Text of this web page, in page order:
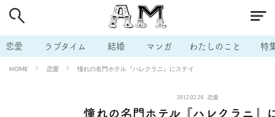
恋愛 ラブタイム 結婚 マンガ わたしのこと 特
HOME 恋愛 憧れの名門ホテル『ハレクラニ』にステイ
2012.02.26 恋愛
憧れの名門ホテル『ハレクラニ』
# 男の本音 # セフレ # 不倫
# 出会う方法 # マッチングアプリ # ラブグッズ # 体の相